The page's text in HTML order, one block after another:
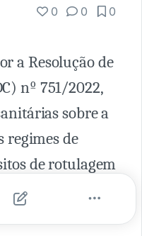
0 0 0
a Resolução de
nº 751/2022,
sobre a
regimes de
de rotulagem